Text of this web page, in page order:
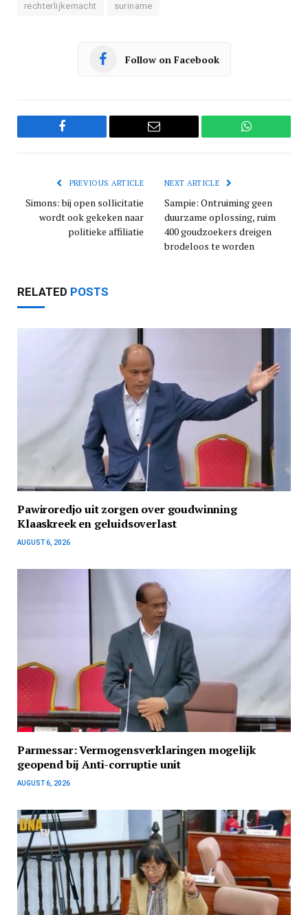
rechterlijkemacht suriname
Follow on Facebook
Facebook Email WhatsApp
PREVIOUS ARTICLE
Simons: bij open sollicitatie
wordt ook gekeken naar
politieke affiliatie
NEXT ARTICLE
Sampie: Ontruiming geen
duurzame oplossing, ruim
400 goudzoekers dreigen
brodeloos te worden
RELATED POSTS
Pawiroredjo uit zorgen over goudwinning
Klaaskreek en geluidsoverlast
AUGUST 6, 2026
Parmessar: Vermogensverklaringen mogelijk
geopend bij Anti-corruptie unit
AUGUST 6, 2026